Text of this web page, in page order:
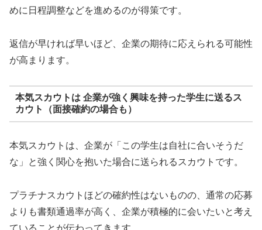
めに日程調整などを進めるのが得策です。
返信が早ければ早いほど、企業の期待に応えられる可能性
が高まります。
本気スカウトは 企業が強く興味を持った学生に送るス
カウト（面接確約の場合も）
本気スカウトは、企業が「この学生は自社に合いそうだ
な」と強く関心を抱いた場合に送られるスカウトです。
プラチナスカウトほどの確約性はないものの、通常の応募
よりも書類通過率が高く、企業が積極的に会いたいと考え
ていることが伝わってきます。